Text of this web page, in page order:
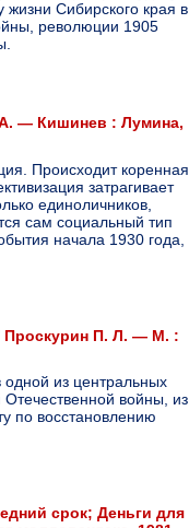
жизни Сибирского края в
революции 1905
— Кишинев : Лумина,
Происходит коренная
затрагивает
единоличников,
сам социальный тип
начала 1930 года,
Проскурин П. Л. — М. :
из центральных
войны, из
по восстановлению
срок; Деньги для